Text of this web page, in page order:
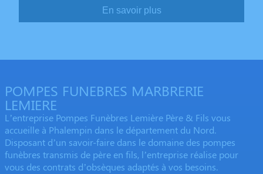
En savoir plus
POMPES FUNEBRES MARBRERIE
LEMIERE
L’entreprise Pompes Funèbres Lemière Père & Fils vous
accueille à Phalempin dans le département du Nord.
Disposant d’un savoir-faire dans le domaine des pompes
funèbres transmis de père en fils, l’entreprise réalise pour
vous des contrats d’obsèques adaptés à vos besoins.